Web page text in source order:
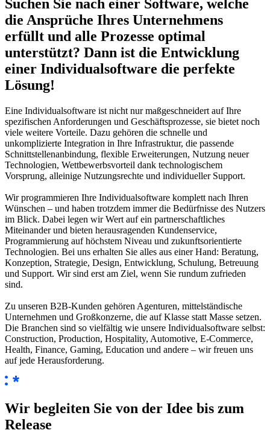
Suchen Sie nach einer Software, welche
die Ansprüche Ihres Unternehmens
erfüllt und alle Prozesse optimal
unterstützt? Dann ist die Entwicklung
einer Individualsoftware die perfekte
Lösung!
Eine Individualsoftware ist nicht nur maßgeschneidert auf Ihre
spezifischen Anforderungen und Geschäftsprozesse, sie bietet noch
viele weitere Vorteile. Dazu gehören die schnelle und
unkomplizierte Integration in Ihre Infrastruktur, die passende
Schnittstellenanbindung, flexible Erweiterungen, Nutzung neuer
Technologien, Wettbewerbsvorteil dank technologischem
Vorsprung, alleinige Nutzungsrechte und individueller Support.
Wir programmieren Ihre Individualsoftware komplett nach Ihren
Wünschen – und haben trotzdem immer die Bedürfnisse des Nutzers
im Blick. Dabei legen wir Wert auf ein partnerschaftliches
Miteinander und bieten herausragenden Kundenservice,
Programmierung auf höchstem Niveau und zukunftsorientierte
Technologien. Bei uns erhalten Sie alles aus einer Hand: Beratung,
Konzeption, Strategie, Design, Entwicklung, Schulung, Betreuung
und Support. Wir sind erst am Ziel, wenn Sie rundum zufrieden
sind.
Zu unseren B2B-Kunden gehören Agenturen, mittelständische
Unternehmen und Großkonzerne, die auf Klasse statt Masse setzen.
Die Branchen sind so vielfältig wie unsere Individualsoftware selbst:
Construction, Production, Hospitality, Automotive, E-Commerce,
Health, Finance, Gaming, Education und andere – wir freuen uns
auf jede Herausforderung.
Wir begleiten Sie von der Idee bis zum
Release